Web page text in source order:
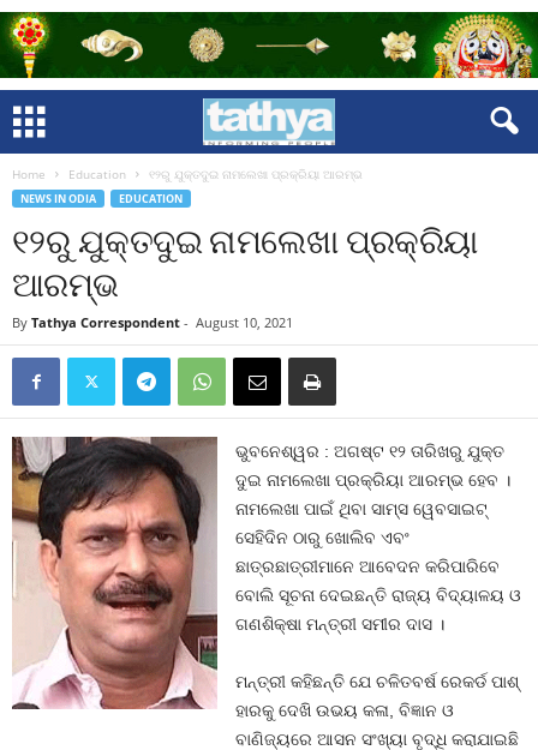
Home Education ୧୨ରୁ ଯୁକ୍ତଦୁଇ ନାମଲେଖା ପ୍ରକ୍ରିୟା ଆରମ୍ଭ
NEWS IN ODIA EDUCATION
୧୨ରୁ ଯୁକ୍ତଦୁଇ ନାମଲେଖା ପ୍ରକ୍ରିୟା
ଆରମ୍ଭ
By Tathya Correspondent - August 10, 2021
ଭୁବନେଶ୍ୱର : ଅଗଷ୍ଟ ୧୨ ତାରିଖରୁ ଯୁକ୍ତ
ଦୁଇ ନାମଲେଖା ପ୍ରକ୍ରିୟା ଆରମ୍ଭ ହେବ ।
ନାମଲେଖା ପାଇଁ ଥିବା ସାମ୍‍ସ ୱେବସାଇଟ୍‍
ସେହିଦିନ ଠାରୁ ଖୋଲିବ ଏବଂ
ଛାତ୍ରଛାତ୍ରୀମାନେ ଆବେଦନ କରିପାରିବେ
ବୋଲି ସୂଚନା ଦେଇଛନ୍ତି ରାଜ୍ୟ ବିଦ୍ୟାଳୟ ଓ
ଗଣଶିକ୍ଷା ମନ୍ତ୍ରୀ ସମୀର ଦାସ ।
ମନ୍ତ୍ରୀ କହିଛନ୍ତି ଯେ ଚଳିତବର୍ଷ ରେକର୍ଡ ପାଶ୍‍
ହାରକୁ ଦେଖି ଉଭୟ କଳା, ବିଜ୍ଞାନ ଓ
ବାଣିଜ୍ୟରେ ଆସନ ସଂଖ୍ୟା ବୃଦ୍ଧି କରାଯାଇଛି